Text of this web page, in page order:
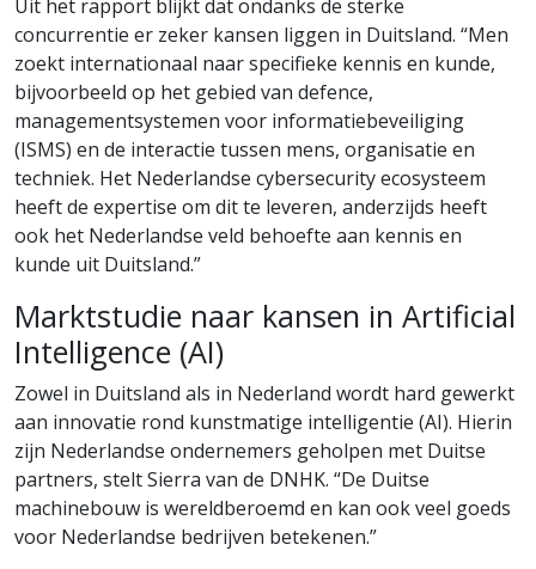
Uit het rapport blijkt dat ondanks de sterke
concurrentie er zeker kansen liggen in Duitsland. “Men
zoekt internationaal naar specifieke kennis en kunde,
bijvoorbeeld op het gebied van defence,
managementsystemen voor informatiebeveiliging
(ISMS) en de interactie tussen mens, organisatie en
techniek. Het Nederlandse cybersecurity ecosysteem
heeft de expertise om dit te leveren, anderzijds heeft
ook het Nederlandse veld behoefte aan kennis en
kunde uit Duitsland.”
Marktstudie naar kansen in Artificial
Intelligence (AI)
Zowel in Duitsland als in Nederland wordt hard gewerkt
aan innovatie rond kunstmatige intelligentie (AI). Hierin
zijn Nederlandse ondernemers geholpen met Duitse
partners, stelt Sierra van de DNHK. “De Duitse
machinebouw is wereldberoemd en kan ook veel goeds
voor Nederlandse bedrijven betekenen.”